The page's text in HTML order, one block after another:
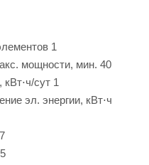
1
мощности, мин. 40
сут 1
эл. энергии, кВт⋅ч